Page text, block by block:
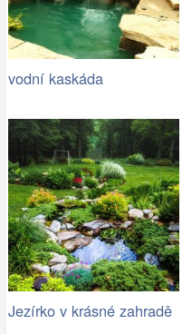
vodní kaskáda
Jezírko v krásné zahradě